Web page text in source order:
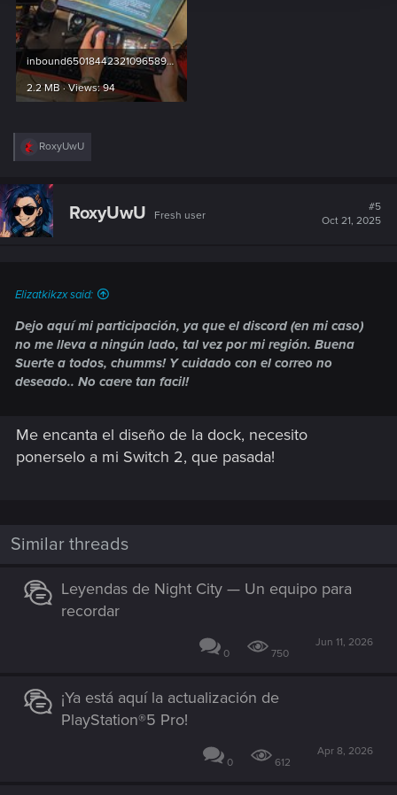
Sube tu foto a la sala dedicada en el servidor oficial
deDiscordde Cyberpunk 2077 o al hilo dedicado en
elForum oficialde la comunidad.
Más información y reglas del concurso
00:00 (CEST).
Los ganadores se anunciarán a más tardar el 30/10/2025.
Muestra tu creatividad, comparte tu estilo Cyberpunk y gana
premios exclusivos.
Nintendo Switch™ 2
inbound6501844232109658930.jpg
2.2 MB · Views: 94
R
c
t
i
o
RoxyUwU
RoxyUwU Fresh user
#5
Oct 21, 2025
Elizatkikzx said:
Dejo aquí mi participación, ya que el discord (en mi caso)
no me lleva a ningún lado, tal vez por mi región. Buena
Suerte a todos, chumms! Y cuidado con el correo no
deseado.. No caere tan facil!
Me encanta el diseño de la dock, necesito
ponerselo a mi Switch 2, que pasada!
Similar threads
Leyendas de Night City — Un equipo para
recordar
0 750
Jun 11, 2026
¡Ya está aquí la actualización de
PlayStation®5 Pro!
0 612
Apr 8, 2026